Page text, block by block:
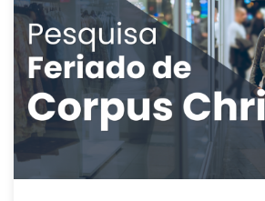
Comércio de Nova Mutum
funcionamento no Corpus
defende liberdade de
empresário
Pesquisa realizada pela ACENM/CDL